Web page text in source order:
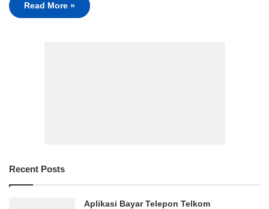
Read More »
Recent Posts
Aplikasi Bayar Telepon Telkom